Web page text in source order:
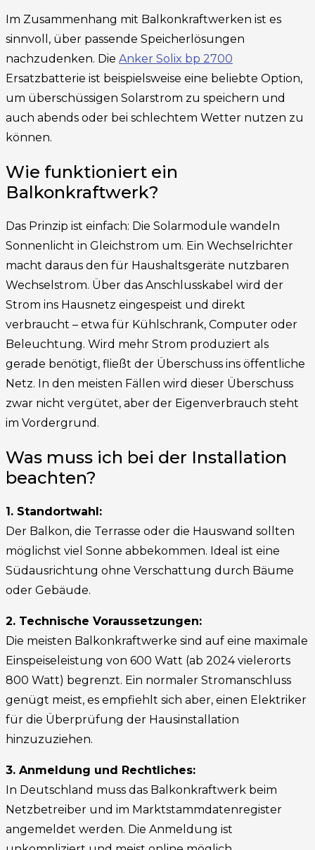
Im Zusammenhang mit Balkonkraftwerken ist es
sinnvoll, über passende Speicherlösungen
nachzudenken. Die Anker Solix bp 2700
Ersatzbatterie ist beispielsweise eine beliebte Option,
um überschüssigen Solarstrom zu speichern und
auch abends oder bei schlechtem Wetter nutzen zu
können.
Wie funktioniert ein
Balkonkraftwerk?
Das Prinzip ist einfach: Die Solarmodule wandeln
Sonnenlicht in Gleichstrom um. Ein Wechselrichter
macht daraus den für Haushaltsgeräte nutzbaren
Wechselstrom. Über das Anschlusskabel wird der
Strom ins Hausnetz eingespeist und direkt
verbraucht – etwa für Kühlschrank, Computer oder
Beleuchtung. Wird mehr Strom produziert als
gerade benötigt, fließt der Überschuss ins öffentliche
Netz. In den meisten Fällen wird dieser Überschuss
zwar nicht vergütet, aber der Eigenverbrauch steht
im Vordergrund.
Was muss ich bei der Installation
beachten?
1. Standortwahl:
Der Balkon, die Terrasse oder die Hauswand sollten
möglichst viel Sonne abbekommen. Ideal ist eine
Südausrichtung ohne Verschattung durch Bäume
oder Gebäude.
2. Technische Voraussetzungen:
Die meisten Balkonkraftwerke sind auf eine maximale
Einspeiseleistung von 600 Watt (ab 2024 vielerorts
800 Watt) begrenzt. Ein normaler Stromanschluss
genügt meist, es empfiehlt sich aber, einen Elektriker
für die Überprüfung der Hausinstallation
hinzuzuziehen.
3. Anmeldung und Rechtliches:
In Deutschland muss das Balkonkraftwerk beim
Netzbetreiber und im Marktstammdatenregister
angemeldet werden. Die Anmeldung ist